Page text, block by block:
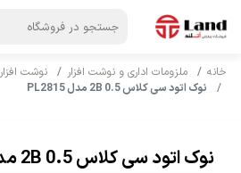
خانه ملزومات اداری و نوشت افزار نوشت افزار
نوک اتود سی کلاس 0.5 2B مدل PL2815
نوک اتود سی کلاس 0.5 2B مدل PL2815